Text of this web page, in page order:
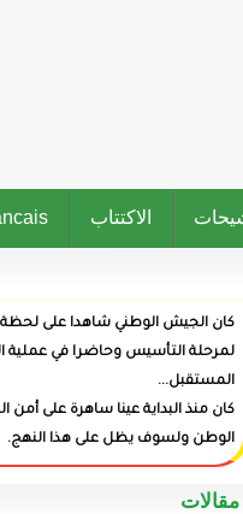
Francais
لحظة ميلاد الدولة وراعيا
البناء وفاعلا في صنع
على أمن المواطنين وعزة
النهج.